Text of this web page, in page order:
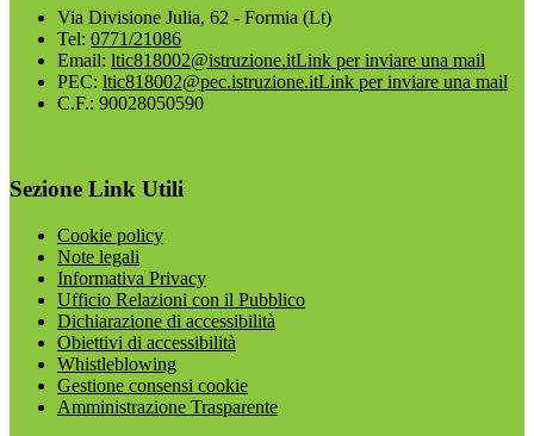
Via Divisione Julia, 62 - Formia (Lt)
Tel: 0771/21086
Email: ltic818002@istruzione.itLink per inviare una mail
PEC: ltic818002@pec.istruzione.itLink per inviare una mail
C.F.: 90028050590
Sezione Link Utili
Cookie policy
Note legali
Informativa Privacy
Ufficio Relazioni con il Pubblico
Dichiarazione di accessibilità
Obiettivi di accessibilità
Whistleblowing
Gestione consensi cookie
Amministrazione Trasparente